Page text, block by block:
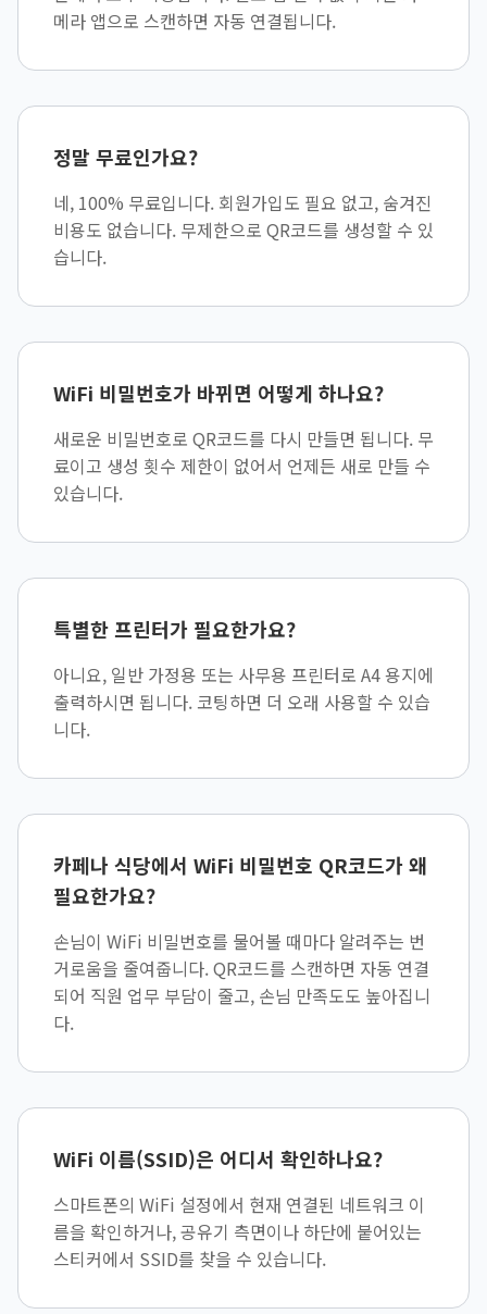
메라 앱으로 스캔하면 자동 연결됩니다.
정말 무료인가요?
네, 100% 무료입니다. 회원가입도 필요 없고, 숨겨진
비용도 없습니다. 무제한으로 QR코드를 생성할 수 있
습니다.
WiFi 비밀번호가 바뀌면 어떻게 하나요?
새로운 비밀번호로 QR코드를 다시 만들면 됩니다. 무
료이고 생성 횟수 제한이 없어서 언제든 새로 만들 수
있습니다.
특별한 프린터가 필요한가요?
아니요, 일반 가정용 또는 사무용 프린터로 A4 용지에
출력하시면 됩니다. 코팅하면 더 오래 사용할 수 있습
니다.
카페나 식당에서 WiFi 비밀번호 QR코드가 왜
필요한가요?
손님이 WiFi 비밀번호를 물어볼 때마다 알려주는 번
거로움을 줄여줍니다. QR코드를 스캔하면 자동 연결
되어 직원 업무 부담이 줄고, 손님 만족도도 높아집니
다.
WiFi 이름(SSID)은 어디서 확인하나요?
스마트폰의 WiFi 설정에서 현재 연결된 네트워크 이
름을 확인하거나, 공유기 측면이나 하단에 붙어있는
스티커에서 SSID를 찾을 수 있습니다.